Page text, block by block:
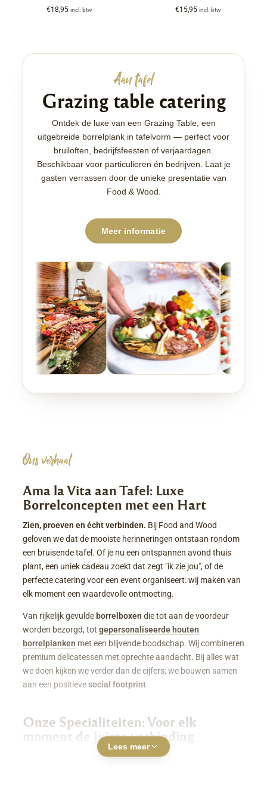
€18,95 incl. btw €15,95 incl. btw
Aan tafel
Grazing table catering
Ontdek de luxe van een Grazing Table, een
uitgebreide borrelplank in tafelvorm — perfect voor
bruiloften, bedrijfsfeesten of verjaardagen.
Beschikbaar voor particulieren én bedrijven. Laat je
gasten verrassen door de unieke presentatie van
Food & Wood.
Meer informatie
Ons verhaal
Ama la Vita aan Tafel: Luxe
Borrelconcepten met een Hart
Zien, proeven en écht verbinden. Bij Food and Wood
geloven we dat de mooiste herinneringen ontstaan rondom
een bruisende tafel. Of je nu een ontspannen avond thuis
plant, een uniek cadeau zoekt dat zegt "ik zie jou", of de
perfecte catering voor een event organiseert: wij maken van
elk moment een waardevolle ontmoeting.
Van rijkelijk gevuldeborrelboxen die tot aan de voordeur
worden bezorgd, tot gepersonaliseerde houten
borrelplanken met een blijvende boodschap. Wij combineren
premium delicatessen met oprechte aandacht. Bij alles wat
we doen kijken we verder dan de cijfers; we bouwen samen
aan een positievesocial footprint.
Onze Specialiteiten: Voor elk
moment de juiste verbinding
Luxe Borrelboxen & Borrelpakketten
Lees meer